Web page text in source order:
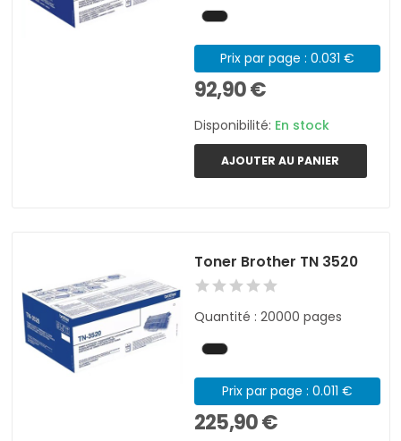
Prix par page : 0.031 €
92,90 €
Disponibilité: En stock
AJOUTER AU PANIER
Toner Brother TN 3520
Quantité : 20000 pages
Prix par page : 0.011 €
225,90 €